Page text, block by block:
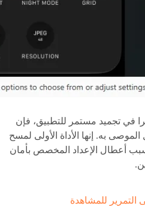
في تجميد مستمر للتطبيق، فإن
به. إنها الأداة الأولى لمسح
تسبب أعطال الإعداد المخصص بأمان
التمرير للمشاهدة